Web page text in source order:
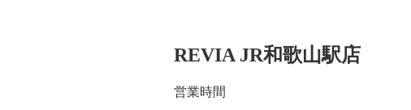
REVIA JR和歌山駅店
営業時間